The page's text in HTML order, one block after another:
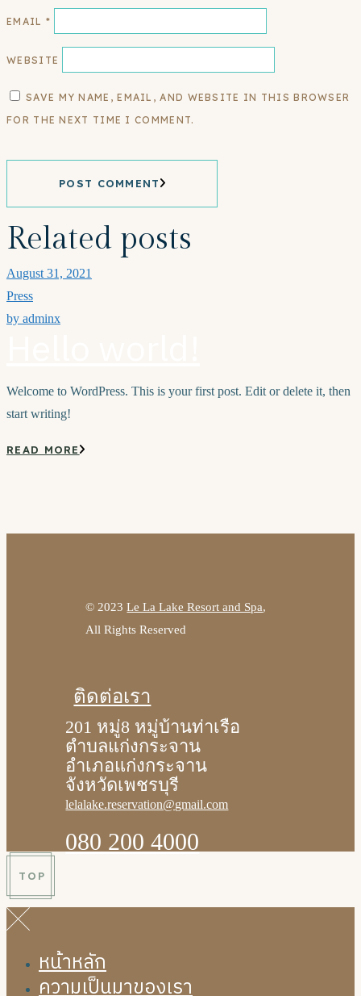
EMAIL *
WEBSITE
SAVE MY NAME, EMAIL, AND WEBSITE IN THIS BROWSER
FOR THE NEXT TIME I COMMENT.
POST COMMENT
Related posts
August 31, 2021
Press
by adminx
Welcome to WordPress. This is your first post. Edit or delete it, then
start writing!
READ MORE
© 2023Le La Lake Resort and Spa,
All Rights Reserved
ติดต่อเรา
201 หมู่8 หมู่บ้านท่าเรือ
ตำบลแก่งกระจาน
อำเภอแก่งกระจาน
จังหวัดเพชรบุรี
lelalake.reservation@gmail.com
080 200 4000
TOP
หน้าหลัก
ความเป็นมาของเรา